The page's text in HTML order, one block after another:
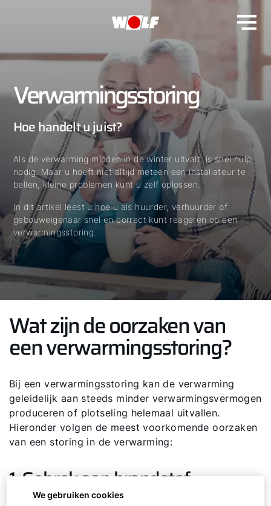
Verwarmingsstoring
Hoe handelt u juist?
Als de verwarming midden in de winter uitvalt, is snel hulp
nodig. Maar u hoeft niet altijd meteen een installateur te
bellen, kleine problemen kunt u zelf oplossen.
In dit artikel leest u hoe u als huurder, verhuurder of
gebouweigenaar snel en correct kunt reageren op een
verwarmingsstoring.
Wat zijn de oorzaken van
een verwarmingsstoring?
Bij een verwarmingsstoring kan de verwarming
geleidelijk aan steeds minder verwarmingsvermogen
produceren of plotseling helemaal uitvallen.
Hieronder volgen de meest voorkomende oorzaken
van een storing in de verwarming:
1. Gebrek aan brandstof
We gebruiken cookies